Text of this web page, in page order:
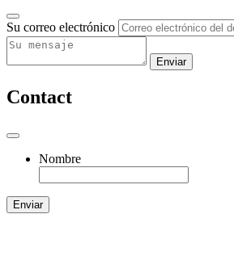
Su correo electrónico
Enviar
Contact
Nombre